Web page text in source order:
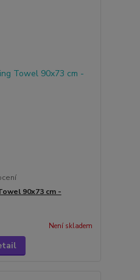
90x73 cm -
Není skladem